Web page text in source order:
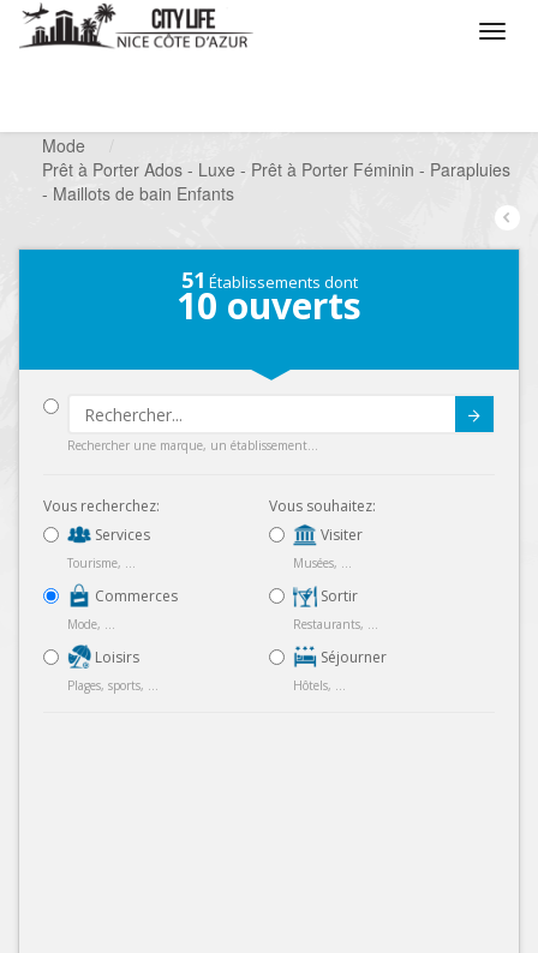
Mode
Prêt à Porter Ados - Luxe - Prêt à Porter Féminin - Parapluies
- Maillots de bain Enfants
51 Établissements dont
10 ouverts
Rechercher une marque, un établissement...
Vous recherchez:
Services
Tourisme, ...
Commerces
Mode, ...
Loisirs
Plages, sports, ...
Vous souhaitez:
Visiter
Musées, ...
Sortir
Restaurants, ...
Séjourner
Hôtels, ...